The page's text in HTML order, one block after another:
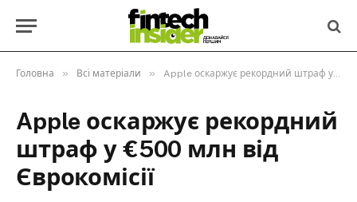
Головна » Всі матеріали » Apple оскаржує рекордний штраф у €500 млн від Єврокомісії
Apple оскаржує рекордний
штраф у €500 млн від
Єврокомісії